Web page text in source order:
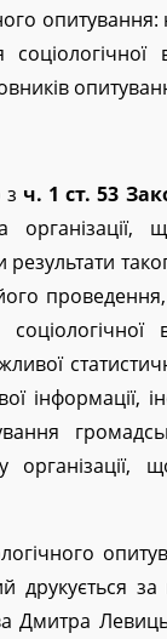
опитування:
ч. 1 ст. 53
організації,
проведення,
організації,
друкується